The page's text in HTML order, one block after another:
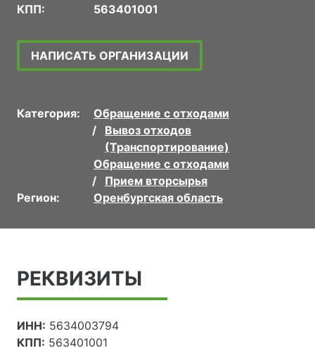
КПП:
563401001
НАПИСАТЬ ОРГАНИЗАЦИИ
Категория:
Обращение с отходами
Вывоз отходов
(Транспортирование)
Обращение с отходами
Прием вторсырья
Регион:
Оренбургская область
РЕКВИЗИТЫ
ИНН: 5634003794
КПП: 563401001